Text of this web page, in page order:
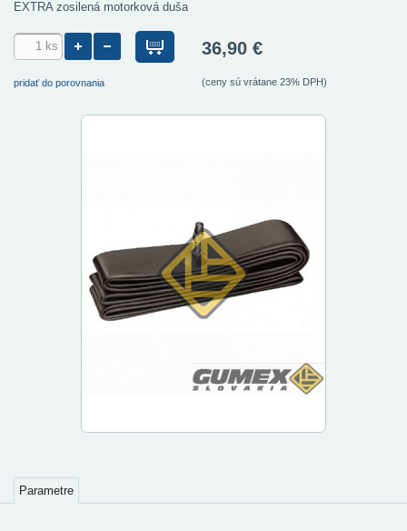
EXTRA zosilená motorková duša
pridať do porovnania
36,90 €
(ceny sú vrátane 23% DPH)
Parametre